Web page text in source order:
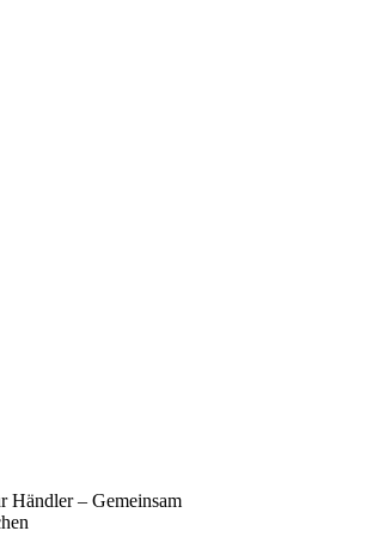
Händler – Gemeinsam